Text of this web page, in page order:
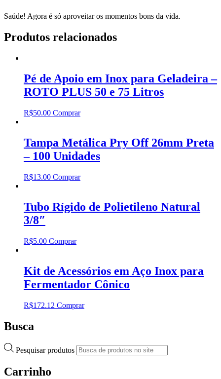
Saúde! Agora é só aproveitar os momentos bons da vida.
Produtos relacionados
Pé de Apoio em Inox para Geladeira –
ROTO PLUS 50 e 75 Litros
R$50.00 Comprar
Tampa Metálica Pry Off 26mm Preta
– 100 Unidades
R$13.00 Comprar
Tubo Rígido de Polietileno Natural
3/8″
R$5.00 Comprar
Kit de Acessórios em Aço Inox para
Fermentador Cônico
R$172.12 Comprar
Busca
Pesquisar produtos
Carrinho